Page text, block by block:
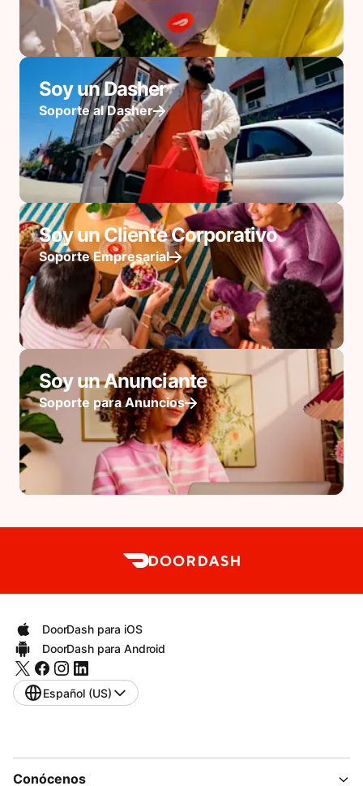
Soy un Dasher
Soporte al Dasher
Soy un Cliente Corporativo
Soporte Empresarial
Soy un Anunciante
Soporte para Anuncios
DoorDash para iOS
DoorDash para Android
Español (US)
Conócenos